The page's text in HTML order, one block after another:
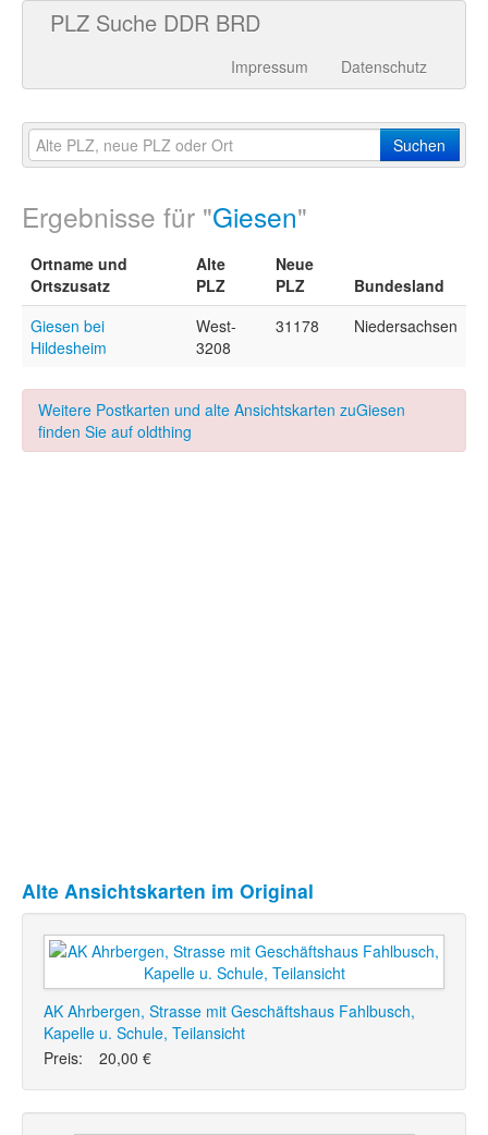
PLZ Suche DDR BRD
Impressum Datenschutz
Suchen
Ergebnisse für "Giesen"
Ortname und
Ortszusatz
Alte
PLZ
Neue
PLZ
Bundesland
Giesen bei
Hildesheim
West-
3208
31178 Niedersachsen
Weitere Postkarten und alte Ansichtskarten zuGiesen
finden Sie auf oldthing
Alte Ansichtskarten im Original
AK Ahrbergen, Strasse mit Geschäftshaus Fahlbusch,
Kapelle u. Schule, Teilansicht
Preis:
20,00 €